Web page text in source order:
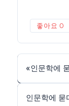
좋아요 0
«